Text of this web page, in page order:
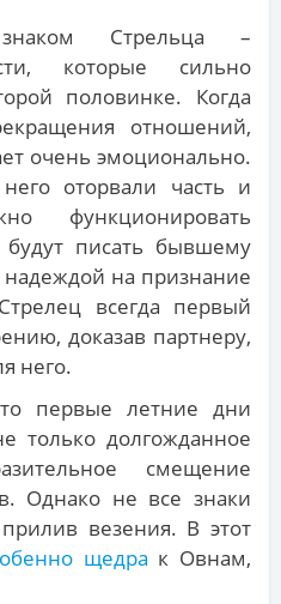
Стрельца –
которые сильно
половинке. Когда
отношений,
очень эмоционально.
оторвали часть и
функционировать
будут писать бывшему
на признание
всегда первый
доказав партнеру,
него.
первые летние дни
только долгожданное
смещение
Однако не все знаки
везения. В этот
щедра к Овнам,